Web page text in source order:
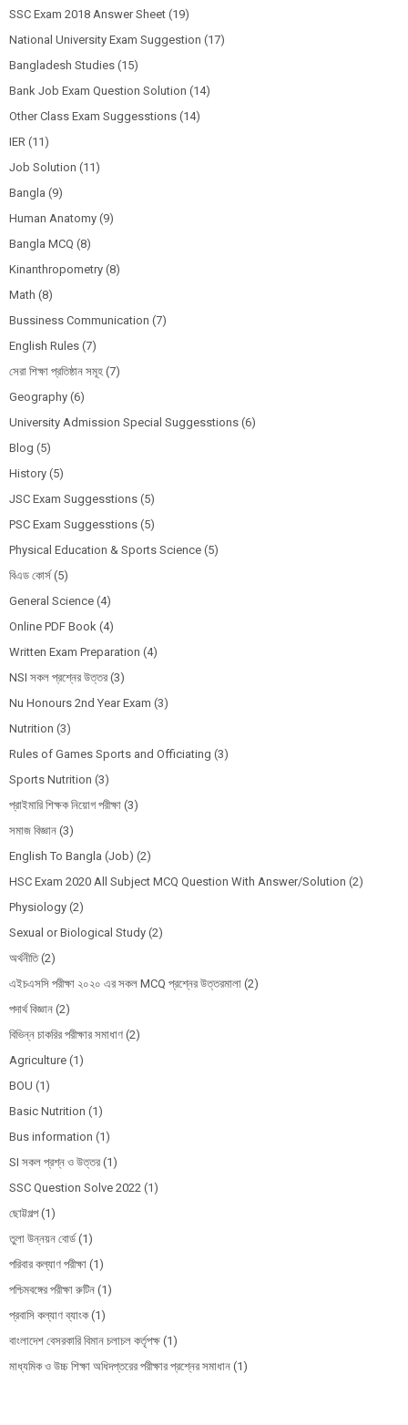
SSC Exam 2018 Answer Sheet (19)
National University Exam Suggestion (17)
Bangladesh Studies (15)
Bank Job Exam Question Solution (14)
Other Class Exam Suggesstions (14)
IER (11)
Job Solution (11)
Bangla (9)
Human Anatomy (9)
Bangla MCQ (8)
Kinanthropometry (8)
Math (8)
Bussiness Communication (7)
English Rules (7)
সেরা শিক্ষা প্রতিষ্ঠান সমূহ (7)
Geography (6)
University Admission Special Suggesstions (6)
Blog (5)
History (5)
JSC Exam Suggesstions (5)
PSC Exam Suggesstions (5)
Physical Education & Sports Science (5)
বিএড কোর্স (5)
General Science (4)
Online PDF Book (4)
Written Exam Preparation (4)
NSI সকল প্রশ্নের উত্তর (3)
Nu Honours 2nd Year Exam (3)
Nutrition (3)
Rules of Games Sports and Officiating (3)
Sports Nutrition (3)
প্রাইমারি শিক্ষক নিয়োগ পরীক্ষা (3)
সমাজ বিজ্ঞান (3)
English To Bangla (Job) (2)
HSC Exam 2020 All Subject MCQ Question With Answer/Solution (2)
Physiology (2)
Sexual or Biological Study (2)
অর্থনীতি (2)
এইচএসসি পরীক্ষা ২০২০ এর সকল MCQ প্রশ্নের উত্তরমালা (2)
পদার্থ বিজ্ঞান (2)
বিভিন্ন চাকরির পরীক্ষার সমাধাণ (2)
Agriculture (1)
BOU (1)
Basic Nutrition (1)
Bus information (1)
SI সকল প্রশ্ন ও উত্তর (1)
SSC Question Solve 2022 (1)
ছোট্টগল্প (1)
তুলা উন্নয়ন বোর্ড (1)
পরিবার কল্যাণ পরীক্ষা (1)
পশ্চিমবঙ্গের পরীক্ষা রুটিন (1)
প্রবাসি কল্যাণ ব্যাংক (1)
বাংলাদেশ বেসরকারি বিমান চলাচল কর্তৃপক্ষ (1)
মাধ্যমিক ও উচ্চ শিক্ষা অধিদপ্তরের পরীক্ষার প্রশ্নের সমাধান (1)